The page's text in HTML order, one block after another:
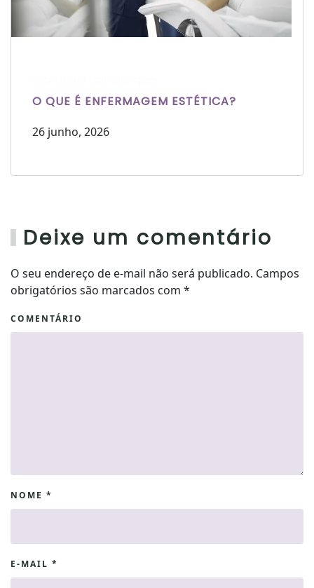
O QUE É ENFERMAGEM ESTÉTICA?
26 junho, 2026
Deixe um comentário
O seu endereço de e-mail não será publicado. Campos
obrigatórios são marcados com *
COMENTÁRIO
NOME *
E-MAIL *